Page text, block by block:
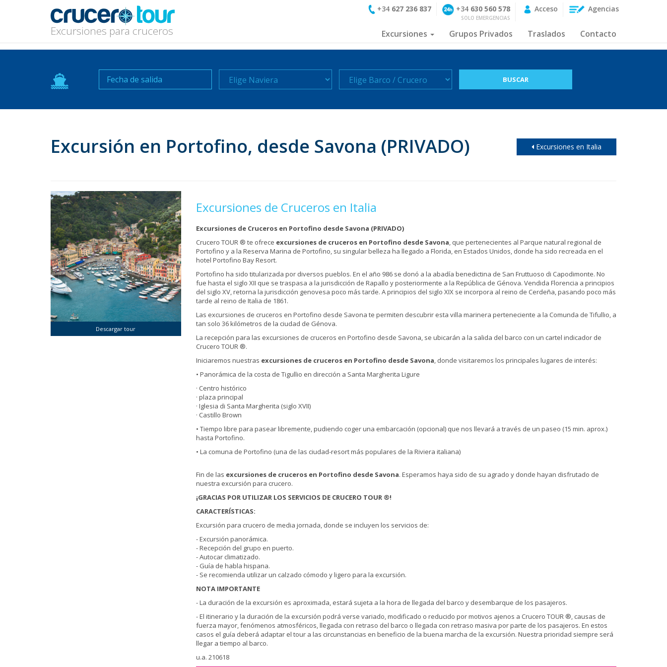
Excursiones para cruceros
+34 627 236 837 +34 630 560 578
SOLO EMERGENCIAS
Acceso Agencias
Excursiones Grupos Privados Traslados Contacto
Naviera Crucero
Excursión en Portofino, desde Savona (PRIVADO) Excursiones en Italia
Descargar tour
Excursiones de Cruceros en Italia
Excursiones de Cruceros en Portofino desde Savona (PRIVADO)
Crucero TOUR ® te ofrece excursiones de cruceros en Portofino desde Savona, que pertenecientes al Parque natural regional de
Portofino y a la Reserva Marina de Portofino, su singular belleza ha llegado a Florida, en Estados Unidos, donde ha sido recreada en el
hotel Portofino Bay Resort.
Portofino ha sido titularizada por diversos pueblos. En el año 986 se donó a la abadía benedictina de San Fruttuoso di Capodimonte. No
fue hasta el siglo XII que se traspasa a la jurisdicción de Rapallo y posteriormente a la República de Génova. Vendida Florencia a principios
del siglo XV, retorna la jurisdicción genovesa poco más tarde. A principios del siglo XIX se incorpora al reino de Cerdeña, pasando poco más
tarde al reino de Italia de 1861.
Las excursiones de cruceros en Portofino desde Savona te permiten descubrir esta villa marinera perteneciente a la Comunda de Tifullio, a
tan solo 36 kilómetros de la ciudad de Génova.
La recepción para las excursiones de cruceros en Portofino desde Savona, se ubicarán a la salida del barco con un cartel indicador de
Crucero TOUR ®.
Iniciaremos nuestras excursiones de cruceros en Portofino desde Savona, donde visitaremos los principales lugares de interés:
• Panorámica de la costa de Tigullio en dirección a Santa Margherita Ligure
· Centro histórico
· plaza principal
· Iglesia di Santa Margherita (siglo XVII)
· Castillo Brown
• Tiempo libre para pasear libremente, pudiendo coger una embarcación (opcional) que nos llevará a través de un paseo (15 min. aprox.)
hasta Portofino.
• La comuna de Portofino (una de las ciudad-resort más populares de la Riviera italiana)
Fin de las excursiones de cruceros en Portofino desde Savona. Esperamos haya sido de su agrado y donde hayan disfrutado de
nuestra excursión para crucero.
¡GRACIAS POR UTILIZAR LOS SERVICIOS DE CRUCERO TOUR ®!
CARACTERÍSTICAS:
Excursión para crucero de media jornada, donde se incluyen los servicios de:
- Excursión panorámica.
- Recepción del grupo en puerto.
- Autocar climatizado.
- Guía de habla hispana.
- Se recomienda utilizar un calzado cómodo y ligero para la excursión.
NOTA IMPORTANTE
- La duración de la excursión es aproximada, estará sujeta a la hora de llegada del barco y desembarque de los pasajeros.
- El itinerario y la duración de la excursión podrá verse variado, modificado o reducido por motivos ajenos a Crucero TOUR ®, causas de
fuerza mayor, fenómenos atmosféricos, llegada con retraso del barco o llegada con retraso masiva por parte de los pasajeros. En estos
casos el guía deberá adaptar el tour a las circunstancias en beneficio de la buena marcha de la excursión. Nuestra prioridad siempre será
llegar a tiempo al barco.
u.a. 210618